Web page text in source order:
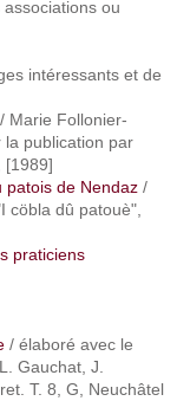
ou
intéressants et de
/ Marie Follonier-
publication par
[1989]
patois de Nendaz /
cöbla dû patouè",
praticiens
/ élaboré avec le
Gauchat, J.
T. 8, G, Neuchâtel